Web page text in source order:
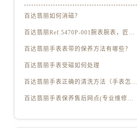
百达翡丽如何消磁？
百达翡丽Ref.5470P-001腕表腕表，匠心独运
百达翡丽手表表带的保养方法有哪些？
百达翡丽手表受磁如何处理
百达翡丽手表正确的清洗方法（手表怎样才能清洗干净）
百达翡丽手表保养售后网点(专业维修服务，全国售后网点查询)